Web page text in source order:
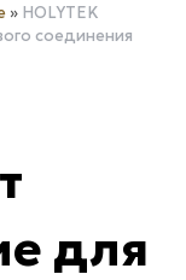
» HOLYTEK
соединения
для